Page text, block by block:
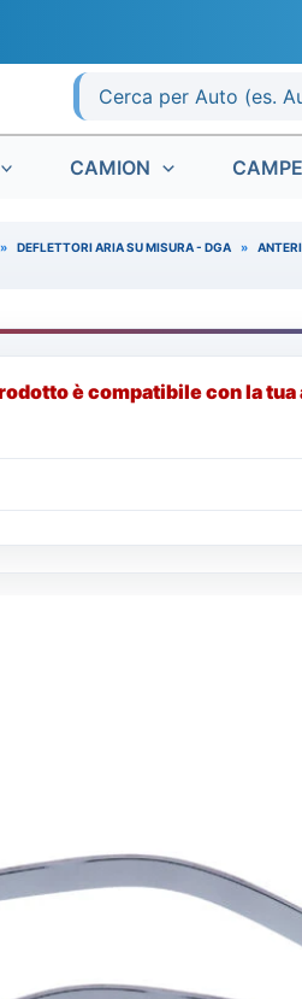
Ricerca
per:
CAMION
» DEFLETTORI ARIA SU MISURA - DGA »
è compatibile con la tua